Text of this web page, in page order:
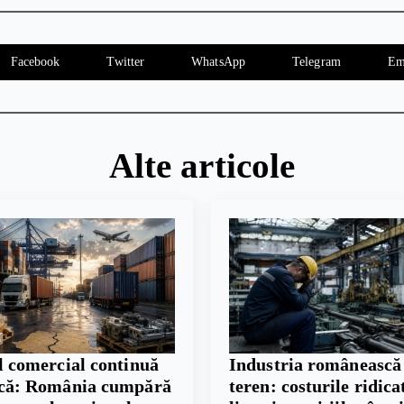
Facebook Twitter WhatsApp Telegram
Alte articole
comercial continuă
România cumpără
Industria
teren: costurile